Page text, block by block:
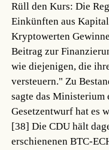
Rüll den Kurs: Die
Einkünften aus
Kryptowerten
Beitrag zur
wie diejenigen, die
versteuern." Zu
sagte das
Gesetzentwurf hat es
[38] Die CDU hält
erschienenen BTC-